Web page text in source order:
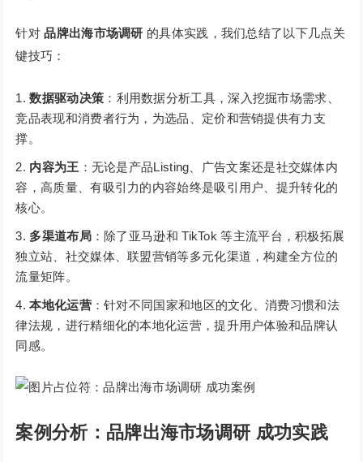
针对品牌出海市场调研 的具体实践，我们总结了以下几点关
键技巧：
数据驱动决策 ：利用数据分析工具，深入挖掘市场需求、
竞品表现和消费者行为，为选品、定价和营销提供有力支
撑。
内容为王 ：无论是产品Listing、广告文案还是社交媒体内
容，高质量、有吸引力的内容始终是吸引用户、提升转化的
核心。
多渠道布局：除了亚马逊和 TikTok 等主流平台，积极拓展
独立站、社交媒体、联盟营销等多元化渠道，构建全方位的
流量矩阵。
本地化运营：针对不同国家和地区的文化、消费习惯和法
律法规，进行精细化的本地化运营，提升用户体验和品牌认
同感。
案例分析：品牌出海市场调研 成功实践